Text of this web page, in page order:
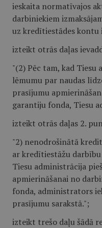
ieskaita normatīvajos
darbiniekiem
uz kredītiestādes kontu
izteikt otrās daļas
"(2) Pēc tam, kad
lēmumu par naudas
prasījumu
garantiju fonda, Tiesu
izteikt otrās daļas 2.
"2) nenodrošinātā
ar kredītiestāžu
Tiesu administrācija
apmierināšanai no
fonda, administrators
prasījumu sarakstā.";
izteikt trešo daļu šādā